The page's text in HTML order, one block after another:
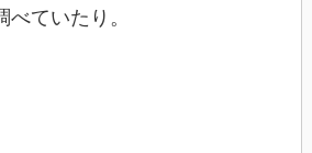
ていたり。